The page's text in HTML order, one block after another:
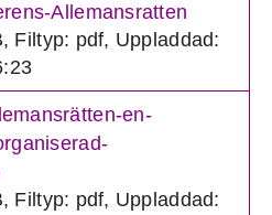
Allemansratten
, Filtyp: pdf, Uppladdad:
en-
, Filtyp: pdf, Uppladdad: